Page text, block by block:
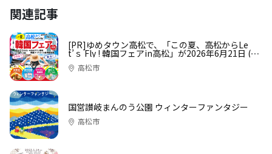
関連記事
[PR]ゆめタウン高松で、「この夏、高松からLe
t’ｓ Fly ! 韓国フェアin高松」が2026年6月21日 (日)
に開催！
高松市
国営讃岐まんのう公園 ウィンターファンタジー
高松市